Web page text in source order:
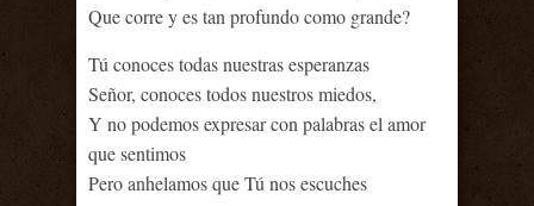
Que corre y es tan profundo como grande?
Tú conoces todas nuestras esperanzas
Señor, conoces todos nuestros miedos,
Y no podemos expresar con palabras el amor
que sentimos
Pero anhelamos que Tú nos escuches